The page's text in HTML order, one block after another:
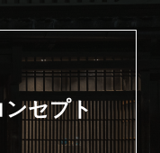
ンセプト